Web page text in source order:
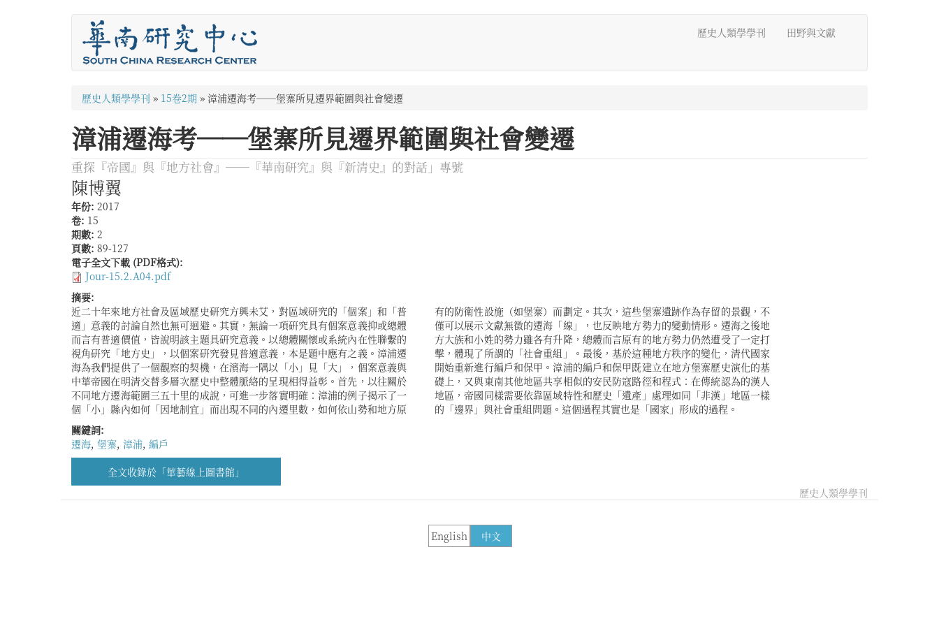
歷史人類學學刊 田野與文獻
您
在
這
裡
歷史人類學學刊 » 15卷2期 » 漳浦遷海考──堡寨所見遷界範圍與社會變遷
漳浦遷海考──堡寨所見遷界範圍與社會變遷
重探『帝國』與『地方社會』──『華南研究』與『新清史』的對話」專號
陳博翼
年份: 2017
卷: 15
期數: 2
頁數: 89-127
電子全文下載 (PDF格式):
Jour-15.2.A04.pdf
摘要:
近二十年來地方社會及區域歷史研究方興未艾，對區域研究的「個案」和「普
適」意義的討論自然也無可迴避。其實，無論一項硏究具有個案意義抑或總體
而言有普適價值，皆說明該主題具硏究意義。以總體關懷或系統內在性聯繫的
視角硏究「地方史」，以個案硏究發見普適意義，本是題中應有之義。漳浦遷
海為我們提供了一個觀察的契機，在濱海一隅以「小」見「大」，個案意義與
中華帝國在明清交替多層次歷史中整體脈絡的呈現相得益彰。首先，以往關於
不同地方遷海範圍三五十里的成說，可進一步落實明確：漳浦的例子揭示了一
個「小」縣內如何「因地制宜」而出現不同的內遷里數，如何依山勢和地方原
有的防衛性設施（如堡寨）而劃定。其次，這些堡寨遺跡作為存留的景觀，不
僅可以展示文獻無徵的遷海「線」，也反映地方勢力的變動情形。遷海之後地
方大族和小姓的勢力雖各有升降，總體而言原有的地方勢力仍然遭受了一定打
擊，體現了所謂的「社會重組」。最後，基於這種地方秩序的變化，清代國家
開始重新進行編戶和保甲。漳浦的編戶和保甲既建立在地方堡寨歷史演化的基
礎上，又與東南其他地區共享相似的安民防寇路徑和程式：在傳統認為的漢人
地區，帝國同樣需要依靠區域特性和歷史「遺產」處理如同「非漢」地區一樣
的「邊界」與社會重組問題。這個過程其實也是「國家」形成的過程。
關鍵詞:
遷海, 堡寨, 漳浦, 編戶
全文收錄於「華藝線上圖書館」
歷史人類學學刊
中文
English